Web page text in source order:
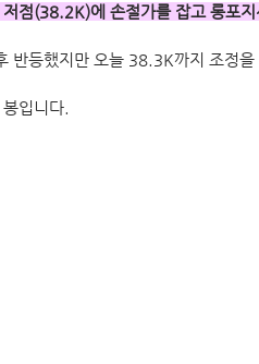
점(38.2K)에 손절가를 잡고 롱포
반등했지만 오늘 38.3K까지 조정을
입니다.